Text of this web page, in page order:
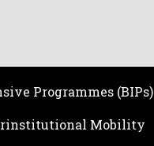
Programmes (BIPs)
Mobility